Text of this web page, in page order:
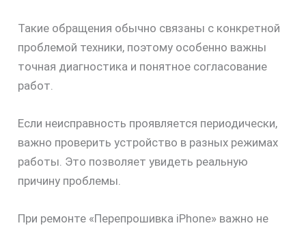
Такие обращения обычно связаны с конкретной
проблемой техники, поэтому особенно важны
точная диагностика и понятное согласование
работ.
Если неисправность проявляется периодически,
важно проверить устройство в разных режимах
работы. Это позволяет увидеть реальную
причину проблемы.
При ремонте «Перепрошивка iPhone» важно не